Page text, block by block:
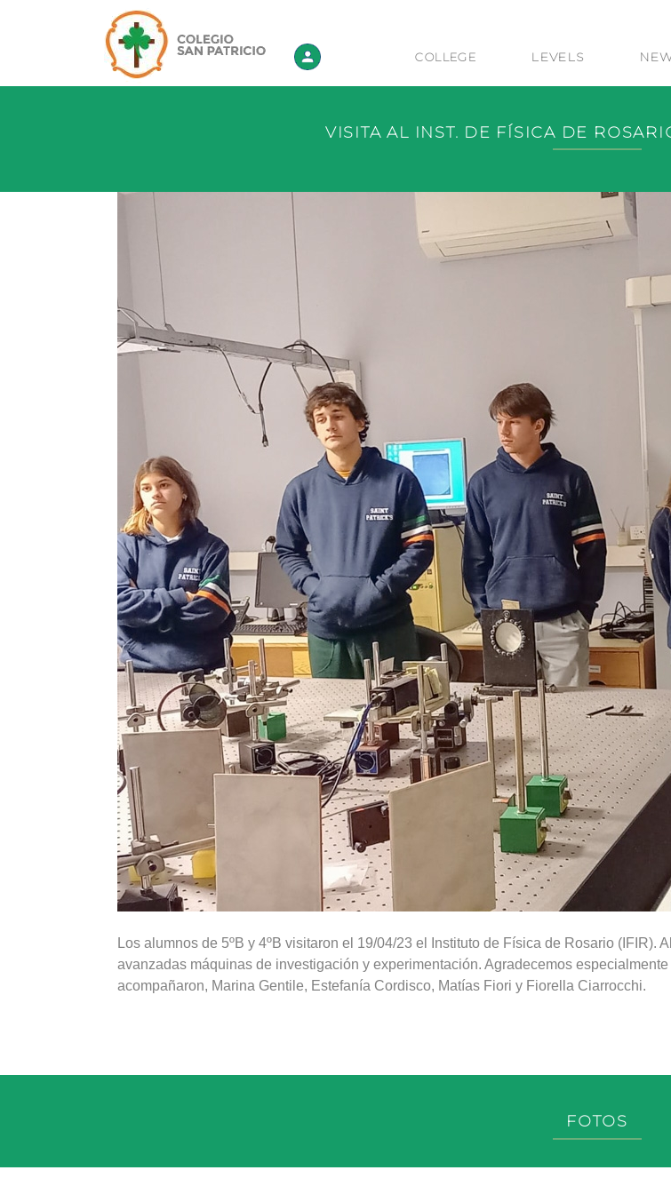
ACSP - ir a Inicio COLLEGE LEVELS
VISITA AL INST. DE FÍSICA DE
Los alumnos de 5ºB y 4ºB visitaron el 19/04/23 el Instituto de Física de Rosario
avanzadas máquinas de investigación y experimentación. Agradecemos
acompañaron, Marina Gentile, Estefanía Cordisco, Matías Fiori y Fiorella Ciarrocchi.
FOTOS